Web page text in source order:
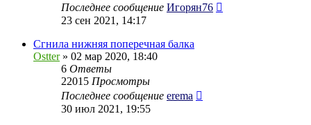
Последнее сообщение Игорян76
23 сен 2021, 14:17
Сгнила нижняя поперечная балка
Ostter» 02 мар 2020, 18:40
6 Ответы
22015 Просмотры
Последнее сообщение erema
30 июл 2021, 19:55